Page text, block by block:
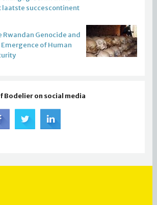
laatste succescontinent
Rwandan Genocide and
of Human
Bodelier on social media